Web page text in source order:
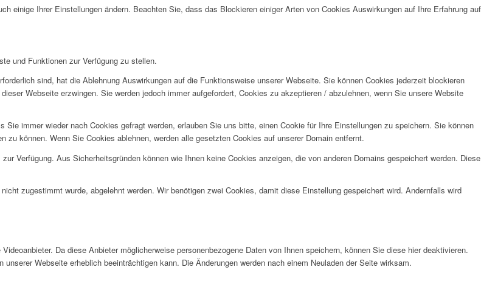
einige Ihrer Einstellungen ändern. Beachten Sie, dass das Blockieren einiger Arten von Cookies Auswirkungen auf Ihre Erfahrung auf
und Funktionen zur Verfügung zu stellen.
sind, hat die Ablehnung Auswirkungen auf die Funktionsweise unserer Webseite. Sie können Cookies jederzeit blockieren
Webseite erzwingen. Sie werden jedoch immer aufgefordert, Cookies zu akzeptieren / abzulehnen, wenn Sie unsere Website
immer wieder nach Cookies gefragt werden, erlauben Sie uns bitte, einen Cookie für Ihre Einstellungen zu speichern. Sie können
können. Wenn Sie Cookies ablehnen, werden alle gesetzten Cookies auf unserer Domain entfernt.
Verfügung. Aus Sicherheitsgründen können wie Ihnen keine Cookies anzeigen, die von anderen Domains gespeichert werden. Diese
zugestimmt wurde, abgelehnt werden. Wir benötigen zwei Cookies, damit diese Einstellung gespeichert wird. Andernfalls wird
Da diese Anbieter möglicherweise personenbezogene Daten von Ihnen speichern, können Sie diese hier deaktivieren.
Webseite erheblich beeinträchtigen kann. Die Änderungen werden nach einem Neuladen der Seite wirksam.